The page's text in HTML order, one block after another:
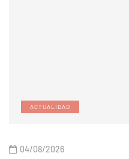
ACTUALIDAD
04/08/2026